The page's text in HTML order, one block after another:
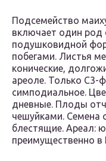
Подсемейство
включает один род
подушковидной
побегами. Листья
конические,
ареоле. Только С3-
симподиальное.
дневные. Плоды
чешуйками. Семена
блестящие. Ареал:
преимущественно в